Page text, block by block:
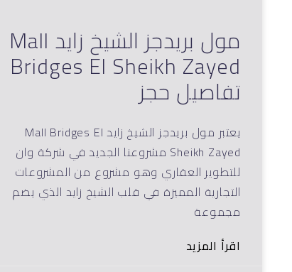
مول بريدجز الشيخ زايد Mall
Bridges El Sheikh Zayed
تفاصيل حجز
يعتبر مول بريدجز الشيخ زايد Mall Bridges El
Sheikh Zayed مشروعنا الجديد في شركة وان
للتطوير العقاري وهو مشروع من المشروعات
التجارية المميزة في قلب الشيخ زايد الذي يضم
مجموعة
اقرأ المزيد